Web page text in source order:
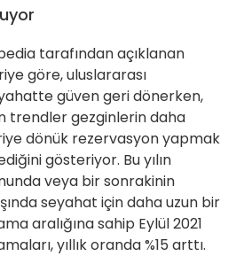
tarafından açıklanan
göre, uluslararası
güven geri dönerken,
trendler gezginlerin daha
dönük rezervasyon yapmak
gösteriyor. Bu yılın
veya bir sonrakinin
seyahat için daha uzun bir
aralığına sahip Eylül 2021
yıllık oranda %15 arttı.